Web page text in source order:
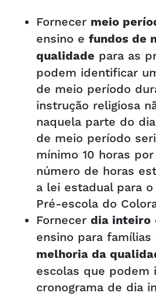
Fornecer meio
ensino e fundos de
qualidade para as
podem identificar
de meio período
instrução religiosa
naquela parte do
de meio período
mínimo 10 horas
número de horas
a lei estadual para
Pré-escola do
Fornecer dia inteiro
ensino para famílias
melhoria da
escolas que podem
cronograma de dia